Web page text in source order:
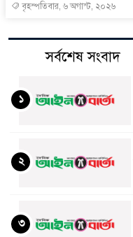
বৃহস্পতিবার, ৬ অগাস্ট, ২০২৬
সর্বশেষ সংবাদ
১
২
৩